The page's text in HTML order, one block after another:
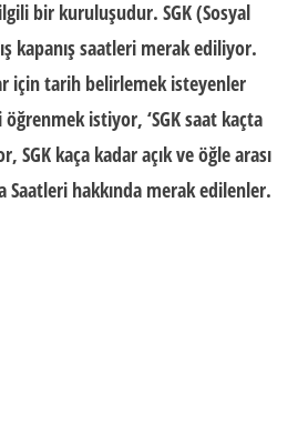
ilgili bir kuruluşudur. SGK (Sosyal
kapanış saatleri merak ediliyor.
için tarih belirlemek isteyenler
istiyor, ‘SGK saat kaçta
SGK kaça kadar açık ve öğle arası
Saatleri hakkında merak edilenler.